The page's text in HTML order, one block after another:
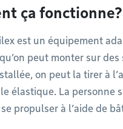
ça fonctionne?
est un équipement
peut monter sur
on peut la tirer à
élastique. La personne
propulser à l’aide de